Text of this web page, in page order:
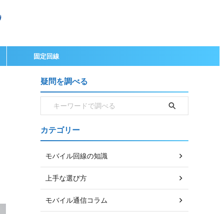
固定回線
疑問を調べる
カテゴリー
モバイル回線の知識
上手な選び方
モバイル通信コラム